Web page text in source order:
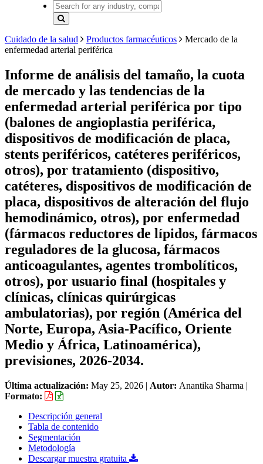
Cuidado de la salud Productos farmacéuticos
Mercado de la
enfermedad arterial periférica
Informe de análisis del tamaño, la cuota
de mercado y las tendencias de la
enfermedad arterial periférica por tipo
(balones de angioplastia periférica,
dispositivos de modificación de placa,
stents periféricos, catéteres periféricos,
otros), por tratamiento (dispositivo,
catéteres, dispositivos de modificación de
placa, dispositivos de alteración del flujo
hemodinámico, otros), por enfermedad
(fármacos reductores de lípidos, fármacos
reguladores de la glucosa, fármacos
anticoagulantes, agentes trombolíticos,
otros), por usuario final (hospitales y
clínicas, clínicas quirúrgicas
ambulatorias), por región (América del
Norte, Europa, Asia-Pacífico, Oriente
Medio y África, Latinoamérica),
previsiones, 2026-2034.
Última actualización: May 25, 2026 | Autor: Anantika Sharma |
Formato:
Descripción general
Tabla de contenido
Segmentación
Metodología
Descargar muestra gratuita